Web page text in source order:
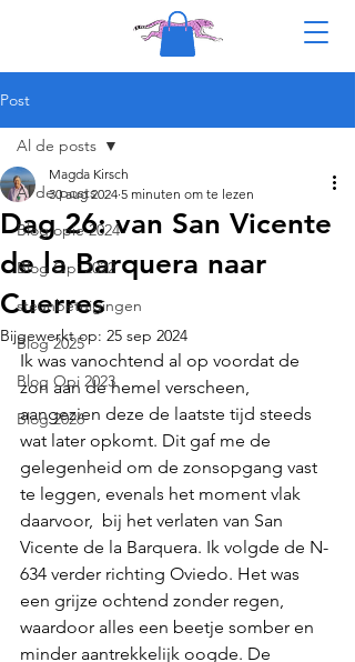
Post
Al de posts
Blog opie 2024
Blog Opi 2022
steunbetuigingen
Blog 2025
Blog Opi 2023
Blog 2026
Al de posts
Dag 26: van San Vicente
de la Barquera naar
Cuerres
Magda Kirsch
30 aug 2024 5 minuten om te lezen
Bijgewerkt op: 25 sep 2024
Ik was vanochtend al op voordat de
zon aan de hemel verscheen,
aangezien deze de laatste tijd steeds
wat later opkomt. Dit gaf me de
gelegenheid om de zonsopgang vast
te leggen, evenals het moment vlak
daarvoor,  bij het verlaten van San
Vicente de la Barquera. Ik volgde de N-
634 verder richting Oviedo. Het was
een grijze ochtend zonder regen,
waardoor alles een beetje somber en
minder aantrekkelijk oogde. De